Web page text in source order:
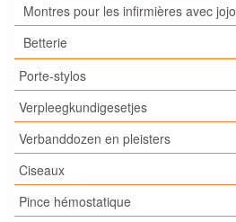
Montres pour les infirmières avec jojo
Betterie
Porte-stylos
Verpleegkundigesetjes
Verbanddozen en pleisters
Ciseaux
Pince hémostatique